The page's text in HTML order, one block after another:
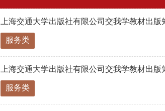
上海交通大学出版社有限公司交我学教材出
服务类
上海交通大学出版社有限公司交我学教材出
服务类